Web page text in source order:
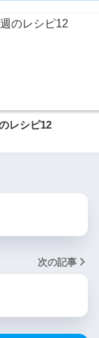
レシピ12
次の記事